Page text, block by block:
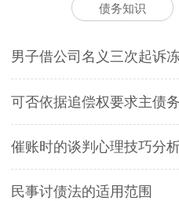
债务知识
男子借公司名义三次起诉
可否依据追偿权要求主债
催账时的谈判心理技巧分
民事讨债法的适用范围